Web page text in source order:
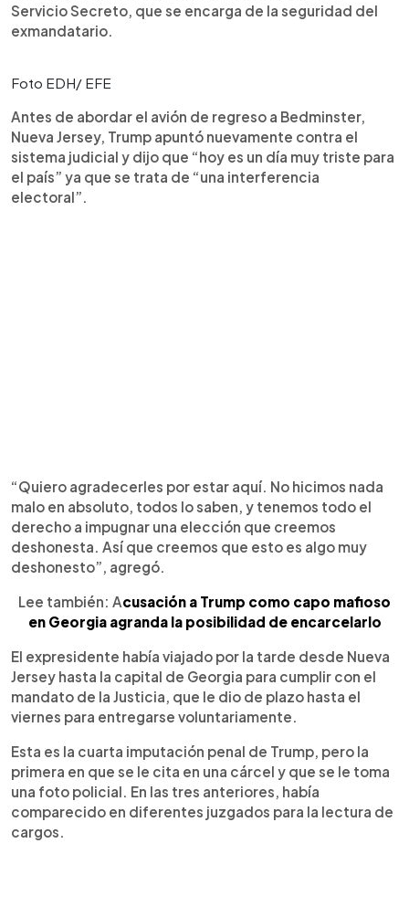
Servicio Secreto, que se encarga de la seguridad del
exmandatario.
Foto EDH/ EFE
Antes de abordar el avión de regreso a Bedminster,
Nueva Jersey, Trump apuntó nuevamente contra el
sistema judicial y dijo que “hoy es un día muy triste para
el país” ya que se trata de “una interferencia
electoral”.
“Quiero agradecerles por estar aquí. No hicimos nada
malo en absoluto, todos lo saben, y tenemos todo el
derecho a impugnar una elección que creemos
deshonesta. Así que creemos que esto es algo muy
deshonesto”, agregó.
Lee también: Acusación a Trump como capo mafioso
en Georgia agranda la posibilidad de encarcelarlo
El expresidente había viajado por la tarde desde Nueva
Jersey hasta la capital de Georgia para cumplir con el
mandato de la Justicia, que le dio de plazo hasta el
viernes para entregarse voluntariamente.
Esta es la cuarta imputación penal de Trump, pero la
primera en que se le cita en una cárcel y que se le toma
una foto policial. En las tres anteriores, había
comparecido en diferentes juzgados para la lectura de
cargos.